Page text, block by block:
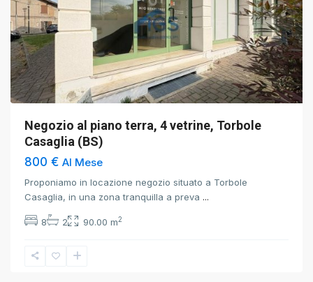
Negozio al piano terra, 4 vetrine, Torbole
Casaglia (BS)
800 € Al Mese
Proponiamo in locazione negozio situato a Torbole
Casaglia, in una zona tranquilla a preva ...
8 2 90.00 m2
Casaglia